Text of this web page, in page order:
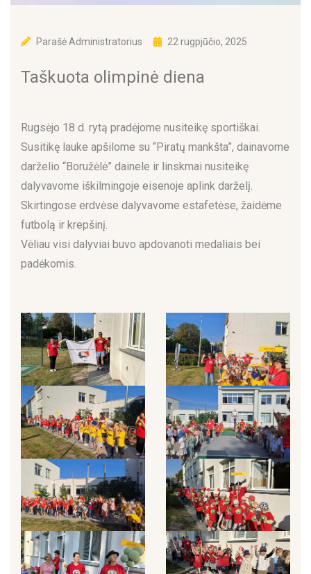
ParašėAdministratorius 22 rugpjūčio, 2025
Taškuota olimpinė diena
Rugsėjo 18 d. rytą pradėjome nusiteikę sportiškai.
Susitikę lauke apšilome su “Piratų mankšta”, dainavome
darželio “Boružėlė” dainele ir linskmai nusiteikę
dalyvavome iškilmingoje eisenoje aplink darželį.
Skirtingose erdvėse dalyvavome estafetėse, žaidėme
futbolą ir krepšinį.
Vėliau visi dalyviai buvo apdovanoti medaliais bei
padėkomis.